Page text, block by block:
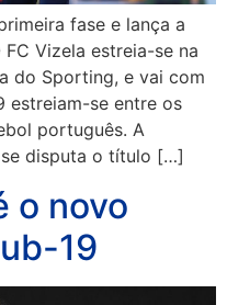
fase e lança a
Vizela estreia-se na
do Sporting, e vai com
estreiam-se entre os
português. A
se disputa o título […]
o novo
19